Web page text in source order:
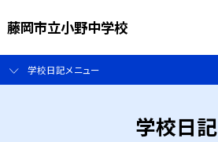
藤岡市立小野中学校
学校日記メニュー
学校日記